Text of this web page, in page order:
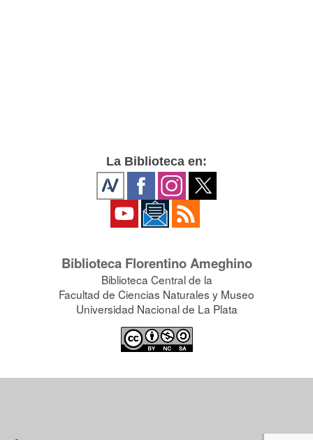
La Biblioteca en:
Biblioteca Florentino Ameghino
Biblioteca Central de la
Facultad de Ciencias Naturales y Museo
Universidad Nacional de La Plata